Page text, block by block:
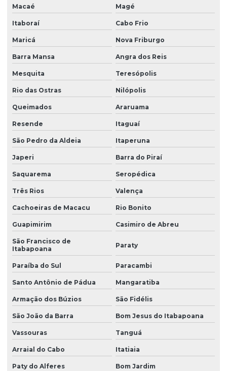
Manutenção de automação industrial preventiva
Manutenção de automação industrial programada
Manutenção de circuitos eletrônicos de guindastes
Manutenção de circuitos eletrônicos em guindastes
industriais
Manutenção de circuitos de guindastes
Manutenção de controles eletrônicos de guindastes
Manutenção corretiva de automação industrial
Manutenção corretiva de guindastes eletrônicos
Manutenção eletrônica de guindastes
Manutenção de eletrônica e sistemas de guindastes
Manutenção especializada em eletrônica de guindastes
Manutenção de guindaste
Macaé Magé
Itaboraí Cabo Frio
Maricá Nova Friburgo
Barra Mansa Angra dos Reis
Mesquita Teresópolis
Rio das Ostras Nilópolis
Queimados Araruama
Resende Itaguaí
São Pedro da Aldeia Itaperuna
Japeri Barra do Piraí
Saquarema Seropédica
Três Rios Valença
Cachoeiras de Macacu Rio Bonito
Guapimirim Casimiro de Abreu
São Francisco de
Itabapoana
Paraty
Paraíba do Sul Paracambi
Santo Antônio de Pádua Mangaratiba
Armação dos Búzios São Fidélis
São João da Barra Bom Jesus do Itabapoana
Vassouras Tanguá
Arraial do Cabo Itatiaia
Paty do Alferes Bom Jardim